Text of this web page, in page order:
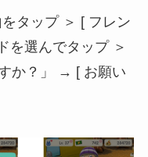
タップ ＞ [ フレン
を選んでタップ ＞
か？」 → [ お願い